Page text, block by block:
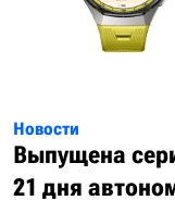
Новости
Выпущена
21 дня